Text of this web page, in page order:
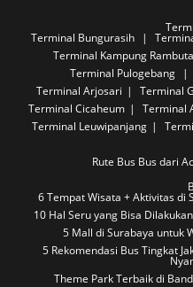
Terminal Bungurasih
Terminal Kampung
Terminal Pulogebang
Terminal Arjosari
Terminal
Terminal Cicaheum
Terminal
Terminal Leuwipanjang
Rute Bus Bus dari
6 Tempat Wisata + Aktivitas di
10 Hal Seru yang Bisa
5 Mall di Surabaya untuk
5 Rekomendasi Bus Tingkat
Theme Park Terbaik di